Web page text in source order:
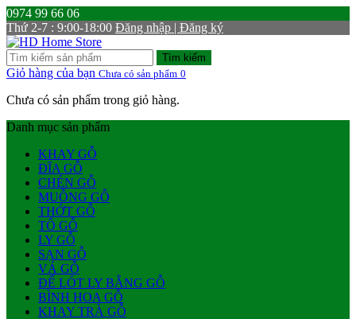
0974 99 66 06
Thứ 2-7 : 9:00-18:00 Đăng nhập | Đăng ký
Tìm kiếm
Giỏ hàng của bạn Chưa có sản phẩm 0
Chưa có sản phẩm trong giỏ hàng.
Danh mục sản phẩm
KHAY GỖ
ĐĨA GỖ
CHÉN GỖ
MUỖNG GỖ
THỚT GỖ
TÔ GỖ
LY GỖ
SẠN GỖ
VÁ GỖ
ĐẾ LÓT LY BẰNG GỖ
BÌNH HOA GỖ
KHAY TRÀ GỖ